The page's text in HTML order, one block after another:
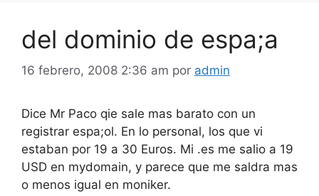
del dominio de espa;a
16 febrero, 2008 2:36 am por admin
Dice Mr Paco qie sale mas barato con un
registrar espa;ol. En lo personal, los que vi
estaban por 19 a 30 Euros. Mi .es me salio a 19
USD en mydomain, y parece que me saldra mas
o menos igual en moniker.